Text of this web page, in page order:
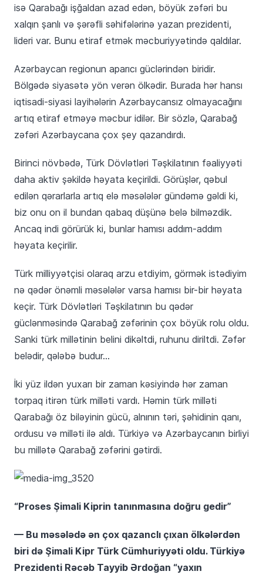
isə Qarabağı işğaldan azad edən, böyük zəfəri bu
xalqın şanlı və şərəfli səhifələrinə yazan prezidenti,
lideri var. Bunu etiraf etmək məcburiyyətində qaldılar.
Azərbaycan regionun aparıcı güclərindən biridir.
Bölgədə siyasətə yön verən ölkədir. Burada hər hansı
iqtisadi-siyasi layihələrin Azərbaycansız olmayacağını
artıq etiraf etməyə məcbur idilər. Bir sözlə, Qarabağ
zəfəri Azərbaycana çox şey qazandırdı.
Birinci növbədə, Türk Dövlətləri Təşkilatının fəaliyyəti
daha aktiv şəkildə həyata keçirildi. Görüşlər, qəbul
edilən qərarlarla artıq elə məsələlər gündəmə gəldi ki,
biz onu on il bundan qabaq düşünə belə bilməzdik.
Ancaq indi görürük ki, bunlar hamısı addım-addım
həyata keçirilir.
Türk milliyyətçisi olaraq arzu etdiyim, görmək istədiyim
nə qədər önəmli məsələlər varsa hamısı bir-bir həyata
keçir. Türk Dövlətləri Təşkilatının bu qədər
güclənməsində Qarabağ zəfərinin çox böyük rolu oldu.
Sanki türk millətinin belini dikəltdi, ruhunu diriltdi. Zəfər
belədir, qələbə budur…
İki yüz ildən yuxarı bir zaman kəsiyində hər zaman
torpaq itirən türk milləti vardı. Həmin türk milləti
Qarabağı öz biləyinin gücü, alnının təri, şəhidinin qanı,
ordusu və milləti ilə aldı. Türkiyə və Azərbaycanın birliyi
bu millətə Qarabağ zəfərini gətirdi.
“Proses Şimali Kiprin tanınmasına doğru gedir”
— Bu məsələdə ən çox qazanclı çıxan ölkələrdən
biri də Şimali Kipr Türk Cümhuriyyəti oldu. Türkiyə
Prezidenti Rəcəb Tayyib Ərdoğan “yaxın